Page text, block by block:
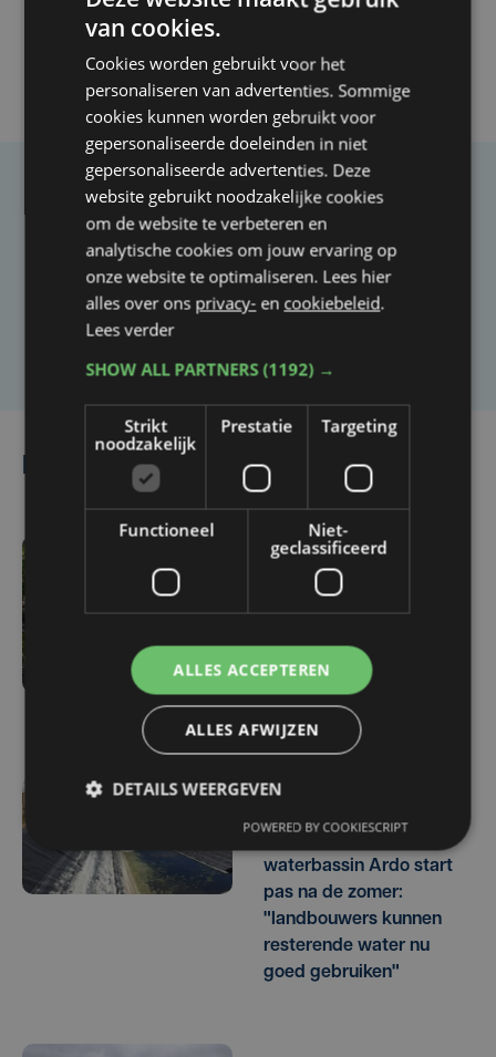
Taalfout opgemerkt?
Heb je een taal- of schrijffout opgemerkt in dit
artikel?
Laat het ons weten
Lees ook
ma 3 augustus | 17:15
Droogte treft
sommige percelen
verliezen we tot de helft
van de opbrengst"
waterbassin Ardo start
pas na de zomer:
"landbouwers kunnen
resterende water nu
goed gebruiken"
van cookies.
Cookies worden gebruikt voor het
personaliseren van advertenties. Sommige
cookies kunnen worden gebruikt voor
gepersonaliseerde doeleinden in niet
gepersonaliseerde advertenties. Deze
website gebruikt noodzakelijke cookies
om de website te verbeteren en
analytische cookies om jouw ervaring op
onze website te optimaliseren. Lees hier
alles over ons privacy- en cookiebeleid.
Lees verder
SHOW ALL PARTNERS(1192) →
Strikt
noodzakelijk
Prestatie Targeting
Functioneel
Niet-
geclassificeerd
ALLES ACCEPTEREN
ALLES AFWIJZEN
DETAILS WEERGEVEN
POWERED BY COOKIESCRIPT